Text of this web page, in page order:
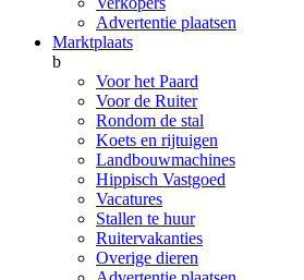
Advertentie plaatsen
Marktplaats
b
Voor het Paard
Voor de Ruiter
Rondom de stal
Koets en rijtuigen
Landbouwmachines
Hippisch Vastgoed
Vacatures
Stallen te huur
Ruitervakanties
Overige dieren